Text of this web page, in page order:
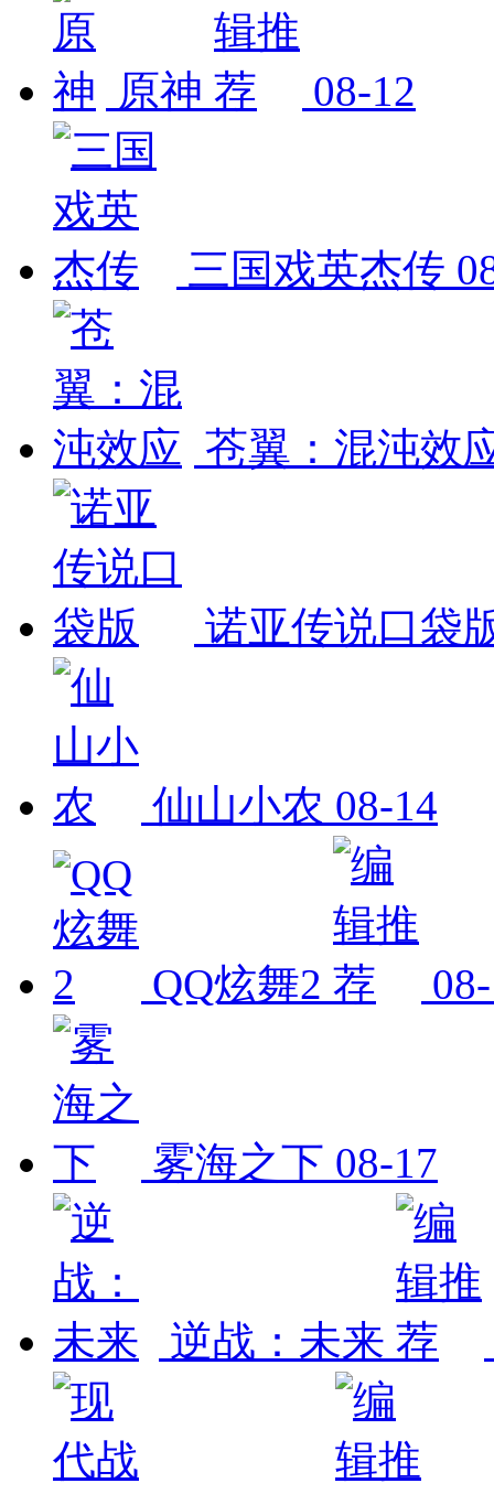
原神 08-12
三国戏英杰传
苍翼：混沌效
诺亚传说口袋
仙山小农 08-14
QQ炫舞2
雾海之下 08-17
逆战：未来